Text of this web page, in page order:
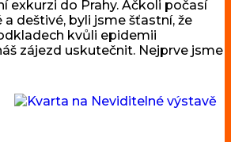
exkurzi do Prahy. Ačkoli počasí
a deštivé, byli jsme šťastní, že
kvůli epidemii
zájezd uskutečnit. Nejprve jsme